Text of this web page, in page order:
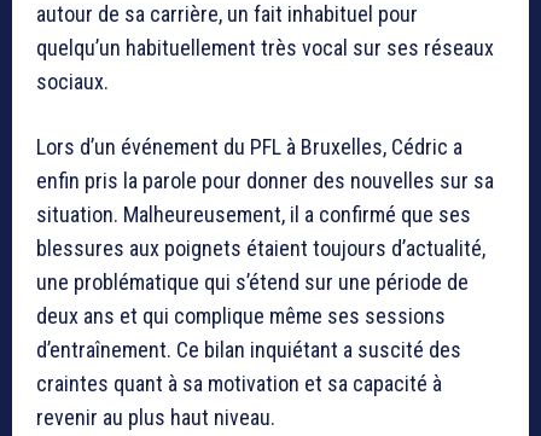
autour de sa carrière, un fait inhabituel pour
quelqu’un habituellement très vocal sur ses réseaux
sociaux.
Lors d’un événement du PFL à Bruxelles, Cédric a
enfin pris la parole pour donner des nouvelles sur sa
situation. Malheureusement, il a confirmé que ses
blessures aux poignets étaient toujours d’actualité,
une problématique qui s’étend sur une période de
deux ans et qui complique même ses sessions
d’entraînement. Ce bilan inquiétant a suscité des
craintes quant à sa motivation et sa capacité à
revenir au plus haut niveau.